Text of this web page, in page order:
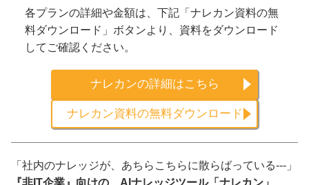
各プランの詳細や金額は、下記「ナレカン資料の無
料ダウンロード」ボタンより、資料をダウンロード
してご確認ください。
ナレカンの詳細はこちら
ナレカン資料の無料ダウンロード
「社内のナレッジが、あちらこちらに散らばっている---」
『非IT企業』向けの、AIナレッジツール「ナレカン」